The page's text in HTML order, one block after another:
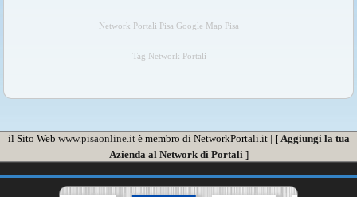
Network Portali Pisa Google Map Pisa
Tag Network Portali
il Sito Web www.pisaonline.itè membro di NetworkPortali.it | [ Aggiungi la tua
Azienda al Network di Portali]